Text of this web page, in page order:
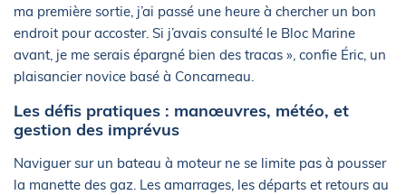
ma première sortie, j’ai passé une heure à chercher un bon
endroit pour accoster. Si j’avais consulté le Bloc Marine
avant, je me serais épargné bien des tracas », confie Éric, un
plaisancier novice basé à Concarneau.
Les défis pratiques : manœuvres, météo, et
gestion des imprévus
Naviguer sur un bateau à moteur ne se limite pas à pousser
la manette des gaz. Les amarrages, les départs et retours au